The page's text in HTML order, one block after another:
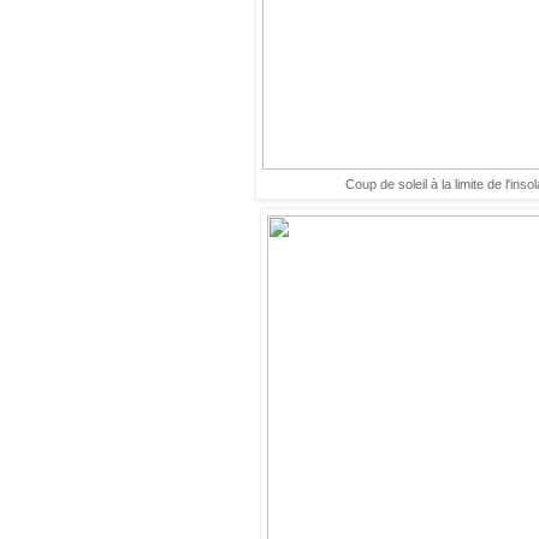
Coup de soleil à la limite de